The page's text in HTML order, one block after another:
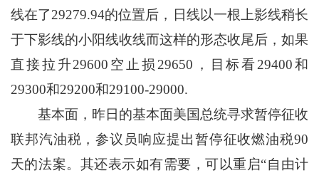
线在了29279.94的位置后，日线以一根上影线稍长
于下影线的小阳线收线而这样的形态收尾后，如果
直接拉升29600空止损29650，目标看29400和
29300和29200和29100-29000.
基本面，昨日的基本面美国总统寻求暂停征收
联邦汽油税，参议员响应提出暂停征收燃油税90
天的法案。其还表示如有需要，可以重启“自由计